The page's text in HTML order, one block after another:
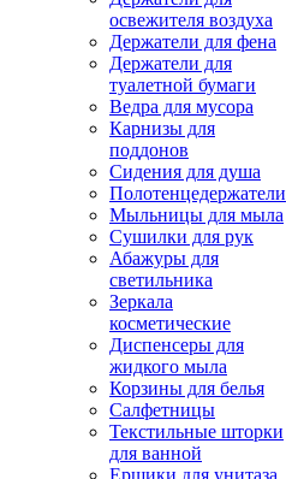
освежителя воздуха
Держатели для фена
Держатели для
туалетной бумаги
Ведра для мусора
Карнизы для
поддонов
Сидения для душа
Полотенцедержатели
Мыльницы для мыла
Сушилки для рук
Абажуры для
светильника
Зеркала
косметические
Диспенсеры для
жидкого мыла
Корзины для белья
Салфетницы
Текстильные шторки
для ванной
Ершики для унитаза